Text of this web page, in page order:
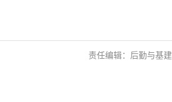
责任编辑：后勤与基